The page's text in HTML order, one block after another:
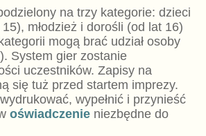
na trzy kategorie: dzieci
młodzież i dorośli (od lat 16)
mogą brać udział osoby
System gier zostanie
uczestników. Zapisy na
się tuż przed startem imprezy.
wypełnić i przynieść
oświadczenie niezbędne do